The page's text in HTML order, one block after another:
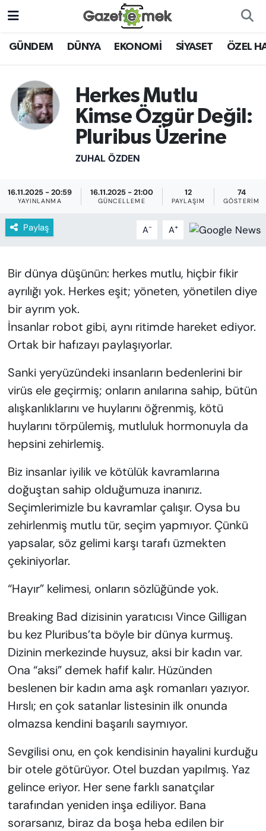
GÜNDEM DÜNYA EKONOMİ SİYASET ÖZEL
Herkes Mutlu
Kimse Özgür Değil:
Pluribus Üzerine
ZUHAL ÖZDEN
16.11.2025 - 20:59
YAYINLANMA
16.11.2025 - 21:00
GÜNCELLEME
12
PAYLAŞIM
74
GÖSTERIM
Paylaş A- A+
Bir dünya düşünün: herkes mutlu, hiçbir fikir
ayrılığı yok. Herkes eşit; yöneten, yönetilen diye
bir ayrım yok.
İnsanlar robot gibi, aynı ritimde hareket ediyor.
Ortak bir hafızayı paylaşıyorlar.
Sanki yeryüzündeki insanların bedenlerini bir
virüs ele geçirmiş; onların anılarına sahip, bütün
alışkanlıklarını ve huylarını öğrenmiş, kötü
huylarını törpülemiş, mutluluk hormonuyla da
hepsini zehirlemiş.
Biz insanlar iyilik ve kötülük kavramlarına
doğuştan sahip olduğumuza inanırız.
Seçimlerimizle bu kavramlar çalışır. Oysa bu
zehirlenmiş mutlu tür, seçim yapmıyor. Çünkü
yapsalar, söz gelimi karşı tarafı üzmekten
çekiniyorlar.
“Hayır” kelimesi, onların sözlüğünde yok.
Breaking Bad dizisinin yaratıcısı Vince Gilligan
bu kez Pluribus’ta böyle bir dünya kurmuş.
Dizinin merkezinde huysuz, aksi bir kadın var.
Ona “aksi” demek hafif kalır. Hüzünden
beslenen bir kadın ama aşk romanları yazıyor.
Hırslı; en çok satanlar listesinin ilk onunda
olmazsa kendini başarılı saymıyor.
Sevgilisi onu, en çok kendisinin hayalini kurduğu
bir otele götürüyor. Otel buzdan yapılmış. Yaz
gelince eriyor. Her sene farklı sanatçılar
tarafından yeniden inşa ediliyor. Bana
sorarsanız, biraz da boşa heba edilen bir
DÜNYA
EMEK HABERLERİ
YENİ MEDYADA EMEK
GAZETECİLİĞİNİ GELİŞTİRMEK
KADIN
SAĞLIK
SPOR
MAGAZİN
ÖZEL HABER
YAZAR KÖŞESİ
SİYASET
VAN VE DİYARBAKIR HABERLERİ
Nöbetçi Eczaneler
İstanbul Namaz Vakitleri
Trafik Durumu
Süper Lig Puan Durumu ve Fikstür
Tüm Manşetler
Son Dakika Haberleri